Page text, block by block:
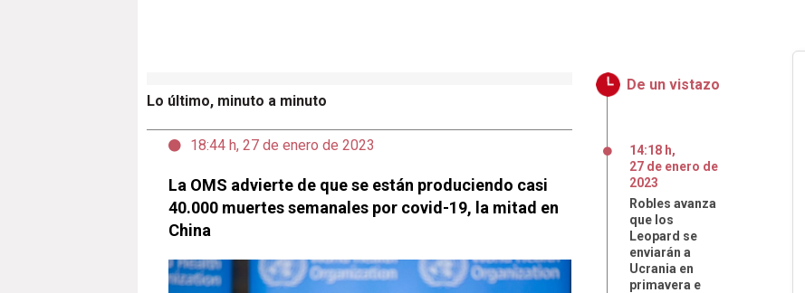
Lo último, minuto a minuto
18:44 h, 27 de enero de 2023
La OMS advierte de que se están produciendo casi
40.000 muertes semanales por covid-19, la mitad en
China
De un vistazo
14:18 h,
27 de enero de
2023
Robles avanza
que los
Leopard se
enviarán a
Ucrania en
primavera e